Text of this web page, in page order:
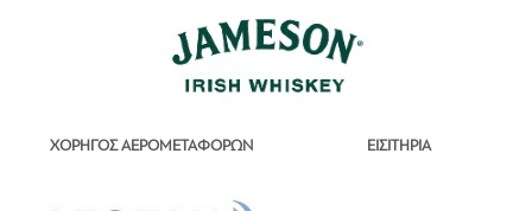
ΧΟΡΗΓΟΣ ΑΕΡΟΜΕΤΑΦΟΡΩΝ ΕΙΣΙΤΗΡΙΑ